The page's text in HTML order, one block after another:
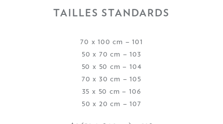
TAILLES STANDARDS
70 x 100 cm – 101
50 x 70 cm – 103
50 x 50 cm – 104
70 x 30 cm – 105
35 x 50 cm – 106
50 x 20 cm – 107